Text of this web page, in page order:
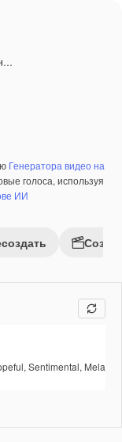
Генератора видео на
голоса, используя
ИИ
, Sentimental,